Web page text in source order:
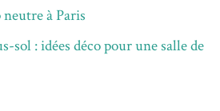
à Paris
sol : idées déco pour une salle de